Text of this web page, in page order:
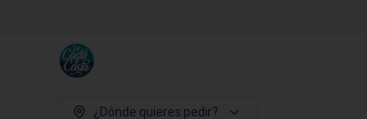
¿Dónde quieres pedir?